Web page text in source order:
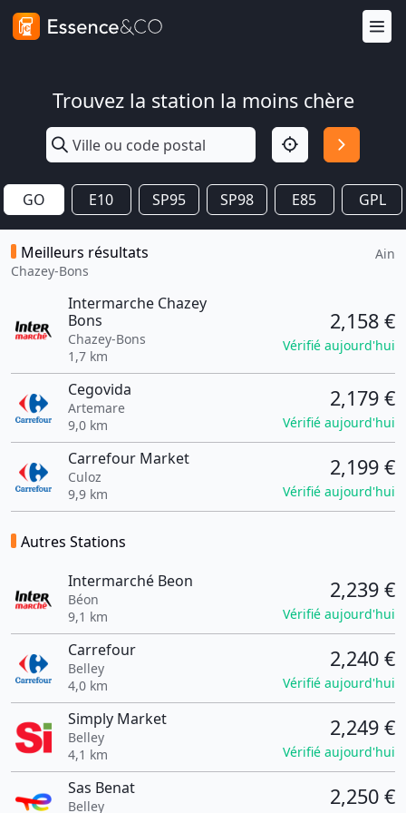
Trouvez la station la moins chère
GO E10 SP95 SP98 E85 GPL
Meilleurs résultats
Chazey-Bons
Ain
Intermarche Chazey
Bons
Chazey-Bons
1,7 km
2,158 €
Vérifié aujourd'hui
Cegovida
Artemare
9,0 km
2,179 €
Vérifié aujourd'hui
Carrefour Market
Culoz
9,9 km
2,199 €
Vérifié aujourd'hui
Autres Stations
Intermarché Beon
Béon
9,1 km
2,239 €
Vérifié aujourd'hui
Carrefour
Belley
4,0 km
2,240 €
Vérifié aujourd'hui
Simply Market
Belley
4,1 km
2,249 €
Vérifié aujourd'hui
Sas Benat
Belley 2,250 €